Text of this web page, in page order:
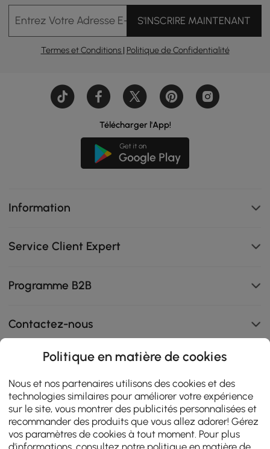
Entrez Votre Adresse E-mailS'INSCRIRE MAINTENANT
Termes et Conditions | Politique de Confidentialité
Télécharger l'App!
Information
Service Client Expert
Programme B2B
Contactez-nous
108K
4.9
star
rating
AVIS CERTIFIÉS
Politique en matière de cookies
Nous et nos partenaires utilisons des cookies et des
technologies similaires pour améliorer votre expérience
sur le site, vous montrer des publicités personnalisées et
recommander des produits que vous allez adorer! Gérez
vos paramètres de cookies à tout moment. Pour plus
d'informations, consultez notre politique en matière de